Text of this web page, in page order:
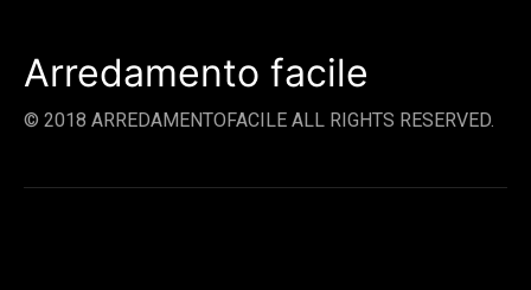
Arredamento facile
© 2018 ARREDAMENTOFACILE ALL RIGHTS RESERVED.